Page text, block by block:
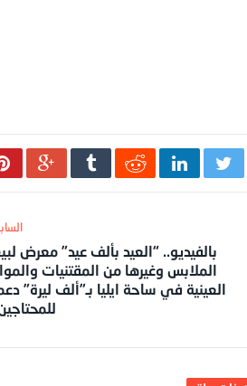
بالفيديو.. “العيد بألف عيد” معرض
الملابس وغيرها من المقتنيات
العينية في ساحة ايليا بـ”ألف ليرة”